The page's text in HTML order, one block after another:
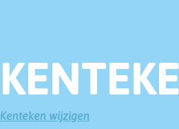
Kenteken wijzigen